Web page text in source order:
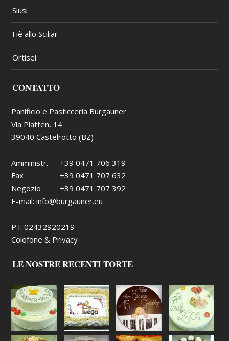
Siusi
Fiè allo Sciliar
Ortisei
CONTATTO
Panificio e Pasticceria Burgauner
Via Platten, 14
39040 Castelrotto (BZ)
Amministr.
+39 0471 706 319
Fax
+39 0471 707 632
Negozio
+39 0471 707 392
E-mail:info@burgauner.eu
P.I. 02432920219
Colofone & Privacy
LE NOSTRE RECENTI TORTE